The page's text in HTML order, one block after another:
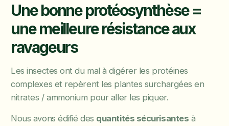
Une bonne protéosynthèse =
une meilleure résistance aux
ravageurs
Les insectes ont du mal à digérer les protéines
complexes et repèrent les plantes surchargées en
nitrates / ammonium pour aller les piquer.
Nous avons édifié des quantités sécurisantes à